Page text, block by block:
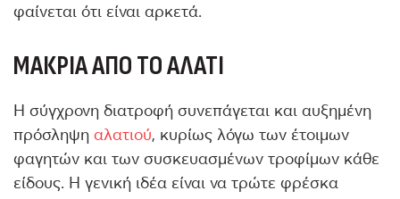
φαίνεται ότι είναι αρκετά.
ΜΑΚΡΙΆ ΑΠΌ ΤΟ ΑΛΆΤΙ
Η σύγχρονη διατροφή συνεπάγεται και αυξημένη
πρόσληψη αλατιού, κυρίως λόγω των έτοιμων
φαγητών και των συσκευασμένων τροφίμων κάθε
είδους. Η γενική ιδέα είναι να τρώτε φρέσκα